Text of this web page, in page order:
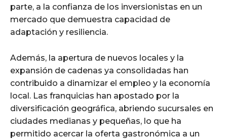
parte, a la confianza de los inversionistas en un
mercado que demuestra capacidad de
adaptación y resiliencia.
Además, la apertura de nuevos locales y la
expansión de cadenas ya consolidadas han
contribuido a dinamizar el empleo y la economía
local. Las franquicias han apostado por la
diversificación geográfica, abriendo sucursales en
ciudades medianas y pequeñas, lo que ha
permitido acercar la oferta gastronómica a un